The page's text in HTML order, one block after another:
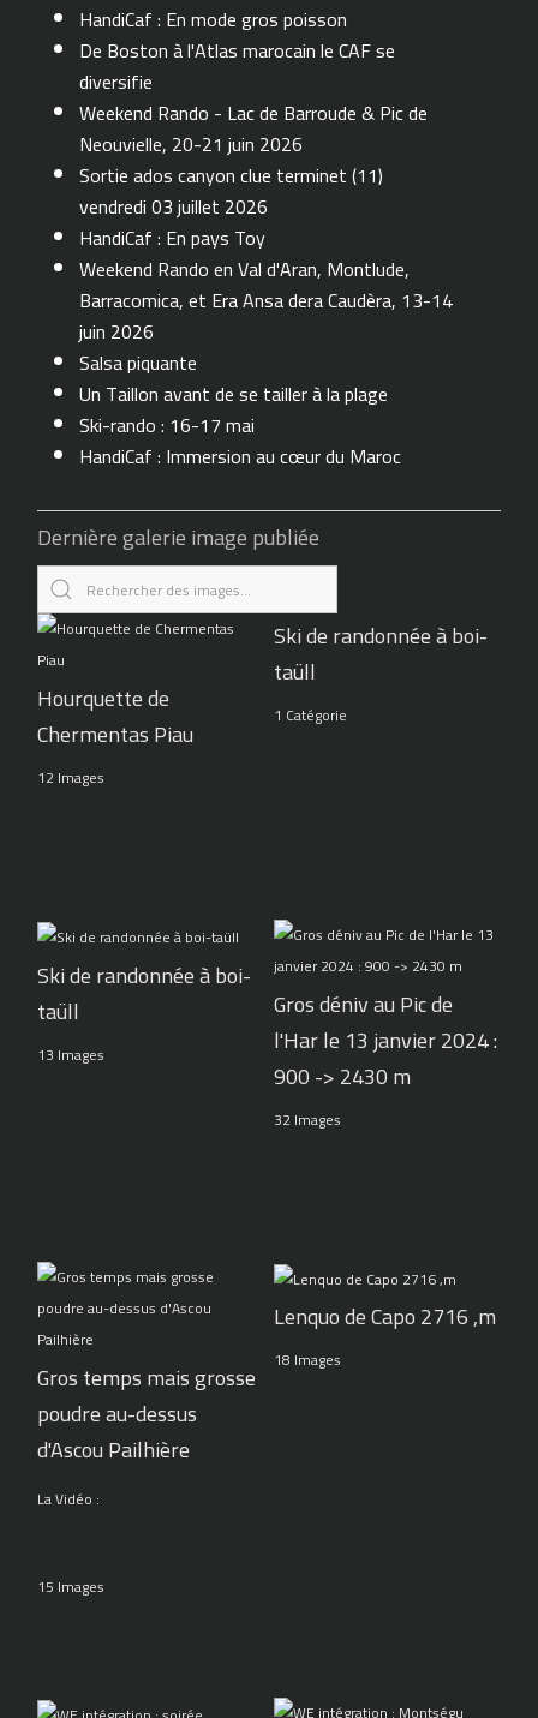
HandiCaf : En mode gros poisson
De Boston à l'Atlas marocain le CAF se
diversifie
Weekend Rando - Lac de Barroude & Pic de
Neouvielle, 20-21 juin 2026
Sortie ados canyon clue terminet (11)
vendredi 03 juillet 2026
HandiCaf : En pays Toy
Weekend Rando en Val d'Aran, Montlude,
Barracomica, et Era Ansa dera Caudèra, 13-14
juin 2026
Salsa piquante
Un Taillon avant de se tailler à la plage
Ski-rando : 16-17 mai
HandiCaf : Immersion au cœur du Maroc
Dernière galerie image publiée
Hourquette de
Chermentas Piau
12 Images
Ski de randonnée à boi-
taüll
1 Catégorie
Ski de randonnée à boi-
taüll
13 Images
Gros déniv au Pic de
l'Har le 13 janvier 2024 :
900 -> 2430 m
32 Images
Gros temps mais grosse
poudre au-dessus
d'Ascou Pailhière
La Vidéo :
15 Images
Lenquo de Capo 2716 ,m
18 Images